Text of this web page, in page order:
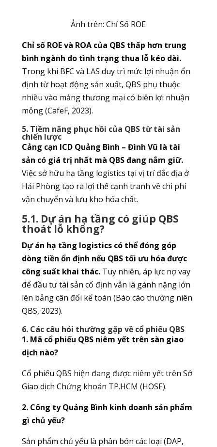
Ảnh trên: Chỉ Số ROE
Chỉ số ROE và ROA của QBS thấp hơn trung
bình ngành do tình trạng thua lỗ kéo dài.
Trong khi BFC và LAS duy trì mức lợi nhuận ổn
định từ hoạt động sản xuất, QBS phụ thuộc
nhiều vào mảng thương mại có biên lợi nhuận
mỏng (CafeF, 2023).
5. Tiềm năng phục hồi của QBS từ tài sản
chiến lược
Cảng cạn ICD Quảng Bình – Đình Vũ là tài
sản có giá trị nhất mà QBS đang nắm giữ.
Việc sở hữu hạ tầng logistics tại vị trí đắc địa ở
Hải Phòng tạo ra lợi thế cạnh tranh về chi phí
vận chuyển và lưu kho hóa chất.
5.1. Dự án hạ tầng có giúp QBS
thoát lỗ không?
Dự án hạ tầng logistics có thể đóng góp
dòng tiền ổn định nếu QBS tối ưu hóa được
công suất khai thác.Tuy nhiên, áp lực nợ vay
để đầu tư tài sản cố định vẫn là gánh nặng lớn
lên bảng cân đối kế toán (Báo cáo thường niên
QBS, 2023).
6. Các câu hỏi thường gặp về cổ phiếu QBS
1. Mã cổ phiếu QBS niêm yết trên sàn giao
dịch nào?
Cổ phiếu QBS hiện đang được niêm yết trên Sở
Giao dịch Chứng khoán TP.HCM (HOSE).
2. Công ty Quảng Bình kinh doanh sản phẩm
gì chủ yếu?
Sản phẩm chủ yếu là phân bón các loại (DAP,